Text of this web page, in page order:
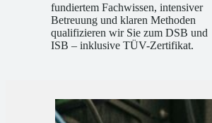
Wir machen Sie fit für die Praxis: Mit
fundiertem Fachwissen, intensiver
Betreuung und klaren Methoden
qualifizieren wir Sie zum DSB und